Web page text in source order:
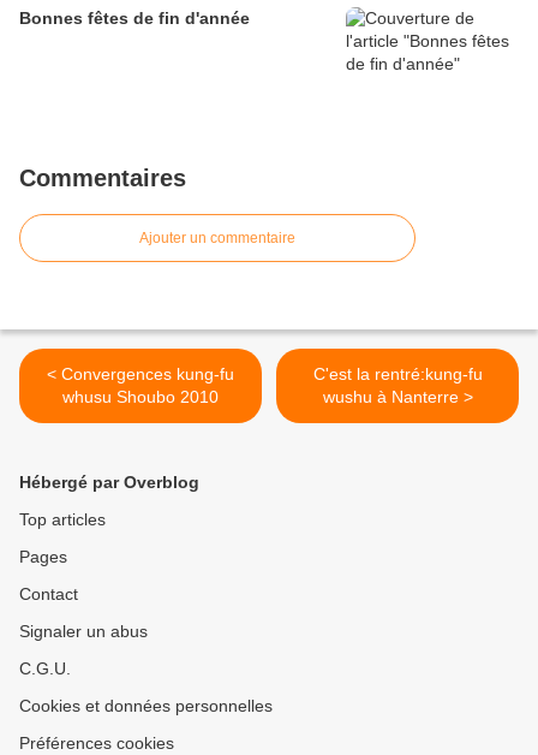
Bonnes fêtes de fin d'année
Commentaires
Ajouter un commentaire
< Convergences kung-fu
whusu Shoubo 2010
C'est la rentré:kung-fu
wushu à Nanterre >
Hébergé par Overblog
Top articles
Pages
Contact
Signaler un abus
C.G.U.
Cookies et données personnelles
Préférences cookies